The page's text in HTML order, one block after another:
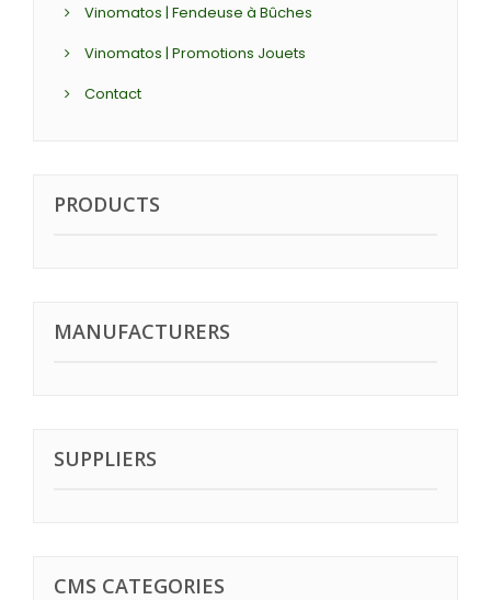
Vinomatos | Fendeuse à Bûches
Vinomatos | Promotions Jouets
Contact
PRODUCTS
MANUFACTURERS
SUPPLIERS
CMS CATEGORIES